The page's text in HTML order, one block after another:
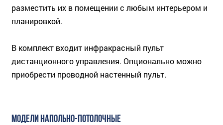
разместить их в помещении с любым интерьером и
планировкой.
В комплект входит инфракрасный пульт
дистанционного управления. Опционально можно
приобрести проводной настенный пульт.
МОДЕЛИ НАПОЛЬНО-ПОТОЛОЧНЫЕ